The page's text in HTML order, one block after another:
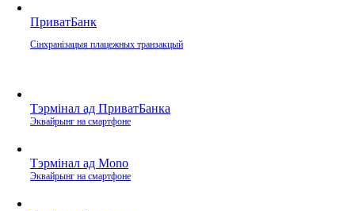
ПриватБанк
Сінхранізацыя плацежных транзакцый
Тэрмінал ад ПриватБанка
Эквайрынг на смартфоне
Тэрмінал ад Mono
Эквайрынг на смартфоне